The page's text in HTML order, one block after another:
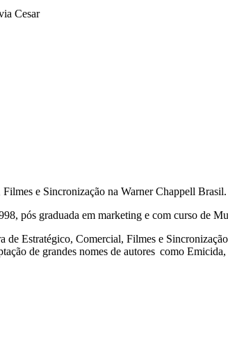
Cesar
e Sincronização na Warner Chappell Brasil.
pós graduada em marketing e com curso de
Estratégico, Comercial, Filmes e
de grandes nomes de autores como Emicida,